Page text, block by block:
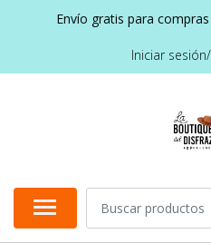
Envío gratis para
Iniciar